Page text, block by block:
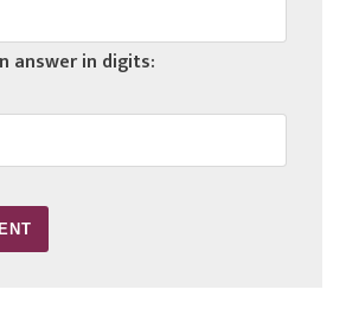
answer in digits: